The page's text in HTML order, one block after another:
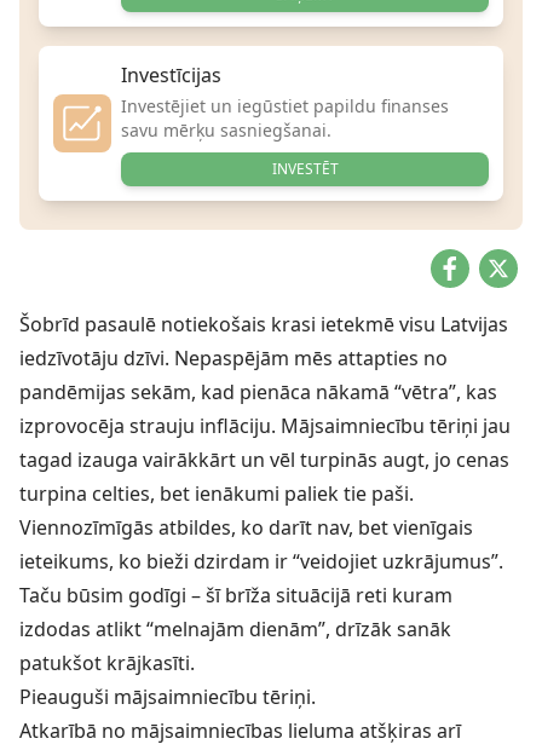
Investīcijas
Investējiet un iegūstiet papildu finanses
savu mērķu sasniegšanai.
INVESTĒT
Šobrīd pasaulē notiekošais krasi ietekmē visu Latvijas
iedzīvotāju dzīvi. Nepaspējām mēs attapties no
pandēmijas sekām, kad pienāca nākamā “vētra”, kas
izprovocēja strauju inflāciju. Mājsaimniecību tēriņi jau
tagad izauga vairākkārt un vēl turpinās augt, jo cenas
turpina celties, bet ienākumi paliek tie paši.
Viennozīmīgās atbildes, ko darīt nav, bet vienīgais
ieteikums, ko bieži dzirdam ir “veidojiet uzkrājumus”.
Taču būsim godīgi – šī brīža situācijā reti kuram
izdodas atlikt “melnajām dienām”, drīzāk sanāk
patukšot krājkasīti.
Pieauguši mājsaimniecību tēriņi.
Atkarībā no mājsaimniecības lieluma atšķiras arī